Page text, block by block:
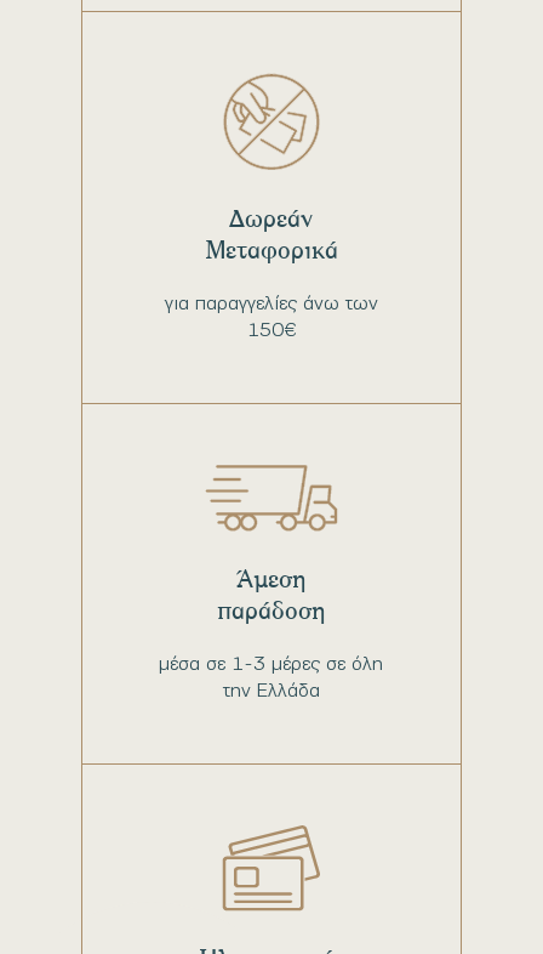
για παραγγελίες άνω των
150€
Δωρεάν
Μεταφορικά
μέσα σε 1-3 μέρες σε όλη
την Ελλάδα
Άμεση
παράδοση